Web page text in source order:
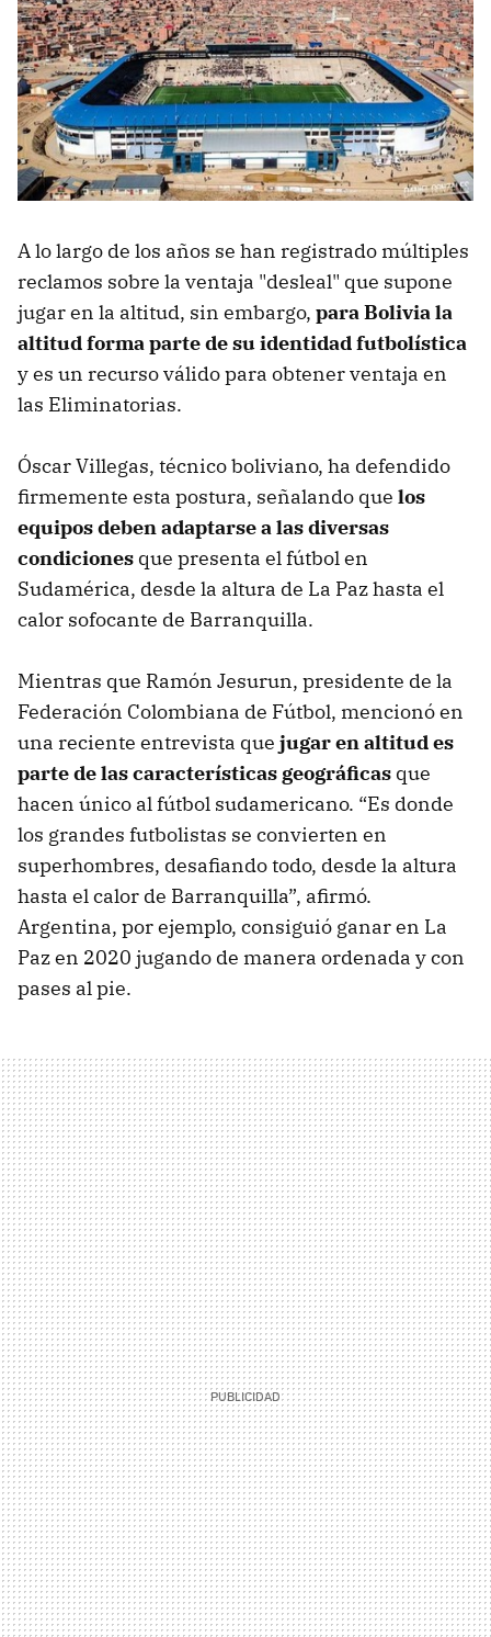
A lo largo de los años se han registrado múltiples
reclamos sobre la ventaja "desleal" que supone
jugar en la altitud, sin embargo, para Bolivia la
altitud forma parte de su identidad futbolística
y es un recurso válido para obtener ventaja en
las Eliminatorias.
Óscar Villegas, técnico boliviano, ha defendido
firmemente esta postura, señalando que los
equipos deben adaptarse a las diversas
condiciones que presenta el fútbol en
Sudamérica, desde la altura de La Paz hasta el
calor sofocante de Barranquilla.
Mientras que Ramón Jesurun, presidente de la
Federación Colombiana de Fútbol, mencionó en
una reciente entrevista que jugar en altitud es
parte de las características geográficas que
hacen único al fútbol sudamericano. “Es donde
los grandes futbolistas se convierten en
superhombres, desafiando todo, desde la altura
hasta el calor de Barranquilla”, afirmó.
Argentina, por ejemplo, consiguió ganar en La
Paz en 2020 jugando de manera ordenada y con
pases al pie.